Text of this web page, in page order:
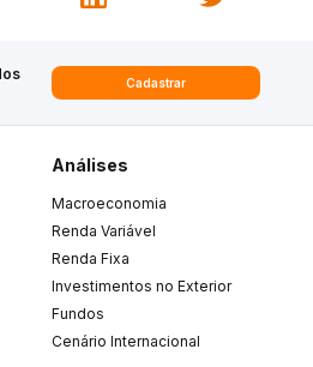
Cadastrar
Análises
Macroeconomia
Renda Variável
Renda Fixa
Investimentos no Exterior
Fundos
Cenário Internacional